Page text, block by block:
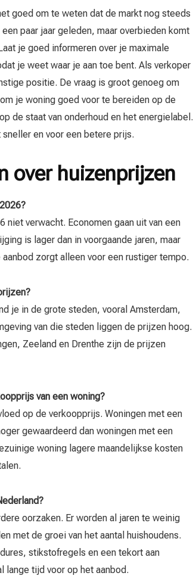
goed om te weten dat de markt nog steeds
paar jaar geleden, maar overbieden komt
je goed informeren over je maximale
je weet waar je aan toe bent. Als verkoper
positie. De vraag is groot genoeg om
je woning goed voor te bereiden op de
de staat van onderhoud en het energielabel.
en voor een betere prijs.
over huizenprijzen
niet verwacht. Economen gaan uit van een
is lager dan in voorgaande jaren, maar
zorgt alleen voor een rustiger tempo.
je in de grote steden, vooral Amsterdam,
van die steden liggen de prijzen hoog.
Zeeland en Drenthe zijn de prijzen
van een woning?
op de verkoopprijs. Woningen met een
gewaardeerd dan woningen met een
woning lagere maandelijkse kosten
oorzaken. Er worden al jaren te weinig
met de groei van het aantal huishoudens.
stikstofregels en een tekort aan
lange tijd voor op het aanbod.